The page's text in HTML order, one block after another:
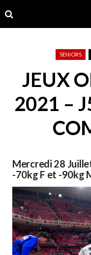
to
navigation
to
content
SENIORS
JEUX
2021 –
Mercredi 28
-70kg F et -90kg